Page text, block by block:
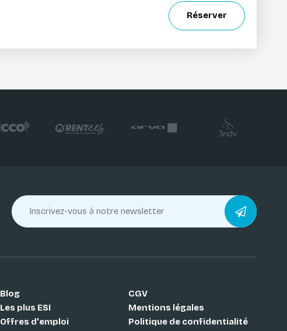
Réserver
Blog
Les plus ESI
Offres d'emploi
CGV
Mentions légales
Politique de confidentialité